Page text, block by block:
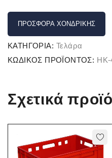
ΠΡΟΣΦΟΡΆ ΧΟΝΔΡΙΚΉΣ
ΚΑΤΗΓΟΡΊΑ: Τελάρα
ΚΩΔΙΚΌΣ ΠΡΟΪΌΝΤΟΣ:
Σχετικά